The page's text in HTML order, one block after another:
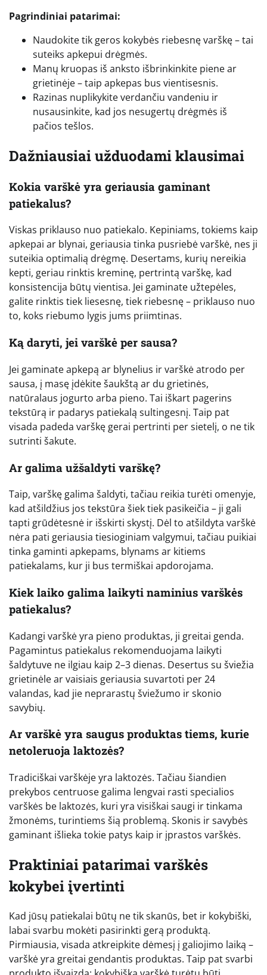
Pagrindiniai patarimai:
Naudokite tik geros kokybės riebesnę varškę – tai
suteiks apkepui drėgmės.
Manų kruopas iš anksto išbrinkinkite piene ar
grietinėje – taip apkepas bus vientisesnis.
Razinas nuplikykite verdančiu vandeniu ir
nusausinkite, kad jos nesugertų drėgmės iš
pačios tešlos.
Dažniausiai užduodami klausimai
Kokia varškė yra geriausia gaminant
patiekalus?
Viskas priklauso nuo patiekalo. Kepiniams, tokiems kaip
apkepai ar blynai, geriausia tinka pusriebė varškė, nes ji
suteikia optimalią drėgmę. Desertams, kurių nereikia
kepti, geriau rinktis kreminę, pertrintą varškę, kad
konsistencija būtų vientisa. Jei gaminate užtepėles,
galite rinktis tiek liesesnę, tiek riebesnę – priklauso nuo
to, koks riebumo lygis jums priimtinas.
Ką daryti, jei varškė per sausa?
Jei gaminate apkepą ar blynelius ir varškė atrodo per
sausa, į masę įdėkite šaukštą ar du grietinės,
natūralaus jogurto arba pieno. Tai iškart pagerins
tekstūrą ir padarys patiekalą sultingesnį. Taip pat
visada padeda varškę gerai pertrinti per sietelį, o ne tik
sutrinti šakute.
Ar galima užšaldyti varškę?
Taip, varškę galima šaldyti, tačiau reikia turėti omenyje,
kad atšildžius jos tekstūra šiek tiek pasikeičia – ji gali
tapti grūdėtesnė ir išskirti skystį. Dėl to atšildyta varškė
nėra pati geriausia tiesioginiam valgymui, tačiau puikiai
tinka gaminti apkepams, blynams ar kitiems
patiekalams, kur ji bus termiškai apdorojama.
Kiek laiko galima laikyti naminius varškės
patiekalus?
Kadangi varškė yra pieno produktas, ji greitai genda.
Pagamintus patiekalus rekomenduojama laikyti
šaldytuve ne ilgiau kaip 2–3 dienas. Desertus su šviežia
grietinėle ar vaisiais geriausia suvartoti per 24
valandas, kad jie neprarastų šviežumo ir skonio
savybių.
Ar varškė yra saugus produktas tiems, kurie
netoleruoja laktozės?
Tradiciškai varškėje yra laktozės. Tačiau šiandien
prekybos centruose galima lengvai rasti specialios
varškės be laktozės, kuri yra visiškai saugi ir tinkama
žmonėms, turintiems šią problemą. Skonis ir savybės
gaminant išlieka tokie patys kaip ir įprastos varškės.
Praktiniai patarimai varškės
kokybei įvertinti
Kad jūsų patiekalai būtų ne tik skanūs, bet ir kokybiški,
labai svarbu mokėti pasirinkti gerą produktą.
Pirmiausia, visada atkreipkite dėmesį į galiojimo laiką –
varškė yra greitai gendantis produktas. Taip pat svarbi